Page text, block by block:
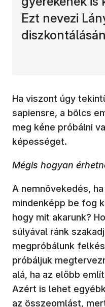
Ezt nevezi
Ha viszont úgy
sapiensre, a bölcs
meg kéne próbálni
képességet.
Mégis hogyan
A nemnövekedés,
mindenképp be fog
hogy mit akarunk?
súlyával ránk
megpróbálunk
próbáljuk
alá, ha az előbb
Azért is lehet
az összeomlást,